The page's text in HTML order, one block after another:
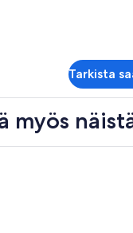
Tarkista
myös